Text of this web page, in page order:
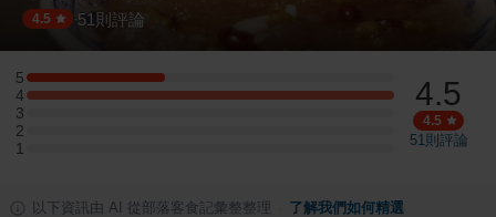
4.5 ·51 則評論
5
5 星：3 則評論
4
4 星：8 則評論
3
3 星：0 則評論
2
2 星：0 則評論
1
1 星：0 則評論
4.5
4.5
51則評論
以下資訊由 AI 從部落客食記彙整整理 了解我們如何精選